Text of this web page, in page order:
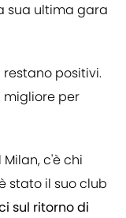
sua ultima gara
positivi.
migliore per
c'è chi
stato il suo club
sul ritorno di